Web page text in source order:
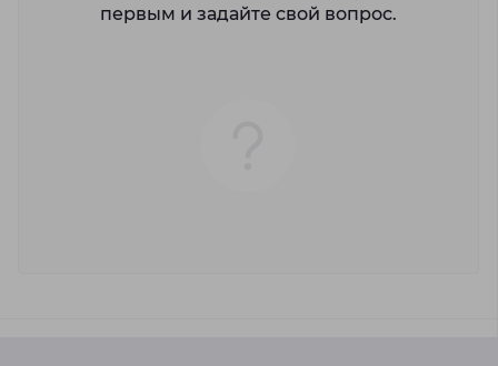
первым и задайте свой вопрос.